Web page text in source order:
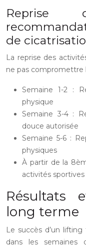
Reprise
de
La reprise des
ne pas compromettre
Semaine 1-2 :
physique
Semaine 3-4 :
douce autorisée
Semaine 5-6 :
physiques
À partir de la
activités sportives
Résultats
long terme
Le succès d’un
dans les semaines